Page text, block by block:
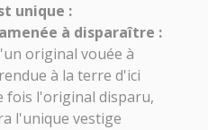
unique :
à disparaître :
original vouée à
à la terre d'ici
fois l'original disparu,
l'unique vestige